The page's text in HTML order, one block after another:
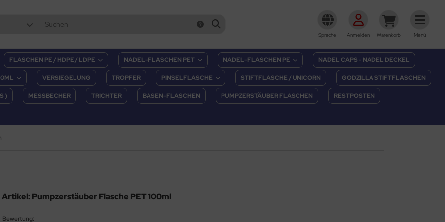
Sprache Anmelden Warenkorb Menü
FLASCHEN PE / HDPE / LDPE NADEL-FLASCHEN PET NADEL-FLASCHEN PE NADEL CAPS - NADEL DECKEL
VERSIEGELUNG TROPFER PINSELFLASCHE STIFTFLASCHE / UNICORN GODZILLA STIFTFLASCHEN
) MESSBECHER TRICHTER BASEN-FLASCHEN PUMPZERSTÄUBER FLASCHEN RESTPOSTEN
Artikel: Pumpzerstäuber Flasche PET 100ml
Bewertung: